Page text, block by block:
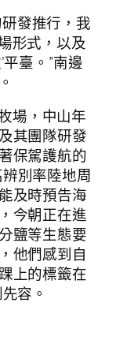
發推行，我
形式，以及
臺。”南邊
場，中山年
其團隊研發
保駕護航的
別率陸地周
及時預告海
今朝正在進
鹽等生態要
他們感到自
上的標籤在
容。